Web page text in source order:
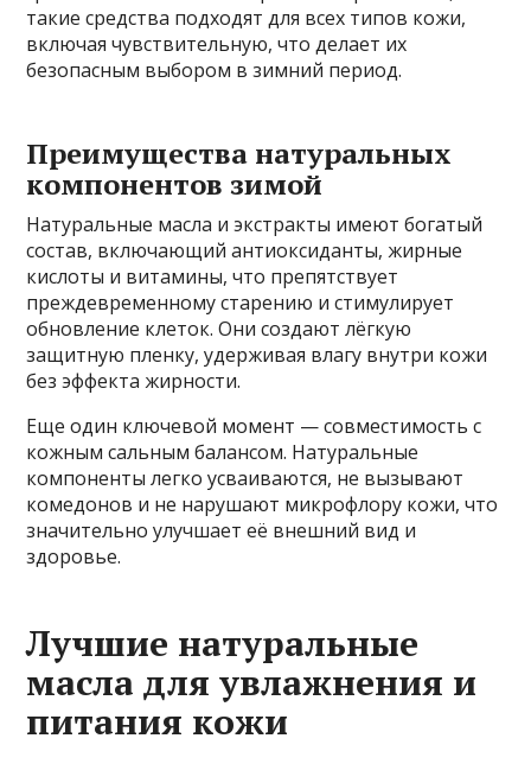
такие средства подходят для всех типов кожи,
включая чувствительную, что делает их
безопасным выбором в зимний период.
Преимущества натуральных
компонентов зимой
Натуральные масла и экстракты имеют богатый
состав, включающий антиоксиданты, жирные
кислоты и витамины, что препятствует
преждевременному старению и стимулирует
обновление клеток. Они создают лёгкую
защитную пленку, удерживая влагу внутри кожи
без эффекта жирности.
Еще один ключевой момент — совместимость с
кожным сальным балансом. Натуральные
компоненты легко усваиваются, не вызывают
комедонов и не нарушают микрофлору кожи, что
значительно улучшает её внешний вид и
здоровье.
Лучшие натуральные
масла для увлажнения и
питания кожи